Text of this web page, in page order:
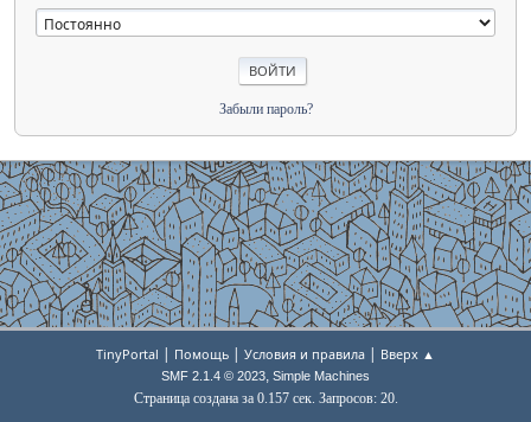
Забыли пароль?
TinyPortal | Помощь | Условия и правила | Вверх ▲
SMF 2.1.4 © 2023, Simple Machines
Страница создана за 0.157 сек. Запросов: 20.